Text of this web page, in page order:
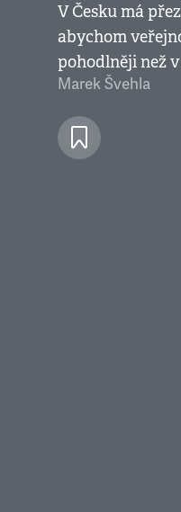
V Česku má
abychom
pohodlněji než
Marek Švehla